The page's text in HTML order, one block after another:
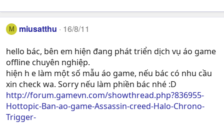
M miusatthu 16/8/11
hello bác, bên em hiện đang phát triển dịch vụ áo game
offline chuyên nghiệp.
hiện h e làm một số mẫu áo game, nếu bác có nhu cầu
xin check wa. Sorry nếu làm phiền bác nhé :D
http://forum.gamevn.com/showthread.php?836955-
Hottopic-Ban-ao-game-Assassin-creed-Halo-Chrono-
Trigger-